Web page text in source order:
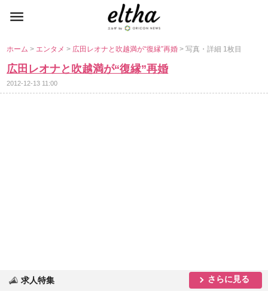
ホーム> エンタメ> 広田レオナと吹越満が“復縁”再婚> 写真・詳細 1枚目
広田レオナと吹越満が“復縁”再婚
2012-12-13 11:00
求人特集 さらに見る